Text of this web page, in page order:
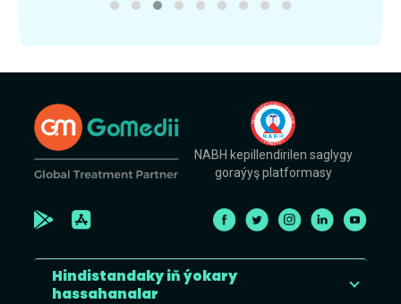
NABH kepillendirilen saglygy
goraýyş platformasy
Hindistandaky iň ýokary
hassahanalar